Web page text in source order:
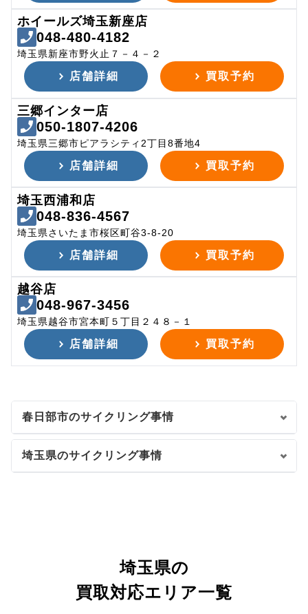
ホイールズ埼玉新座店
048-480-4182
埼玉県新座市野火止７－４－２
店舗詳細 買取予約
三郷インター店
050-1807-4206
埼玉県三郷市ピアラシティ2丁目8番地4
店舗詳細 買取予約
埼玉西浦和店
048-836-4567
埼玉県さいたま市桜区町谷3-8-20
店舗詳細 買取予約
越谷店
048-967-3456
埼玉県越谷市宮本町５丁目２４８－１
店舗詳細 買取予約
春日部市のサイクリング事情
埼玉県のサイクリング事情
埼玉県の
買取対応エリア一覧